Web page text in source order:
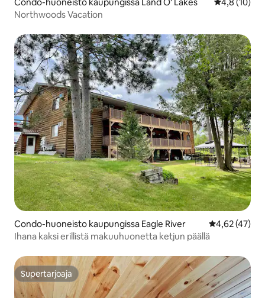
Northwoods Vacation
Condo-huoneisto kaupungissa Eagle River
4,62 (47)
Ihana kaksi erillistä makuuhuonetta ketjun päällä
Supertarjoaja
Supertarjoaja